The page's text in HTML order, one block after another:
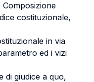
Composizione
costituzionale,
in via
ed i vizi
di giudice a quo,